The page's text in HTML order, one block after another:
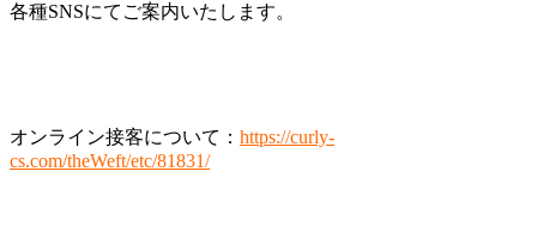
各種SNSにてご案内いたします。
オンライン接客について： https://curly-
cs.com/theWeft/etc/81831/